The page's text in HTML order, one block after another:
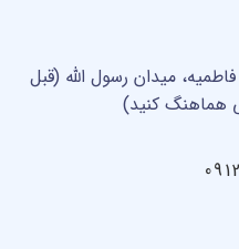
میدان رسول الله (قبل
هماهنگ کنید)